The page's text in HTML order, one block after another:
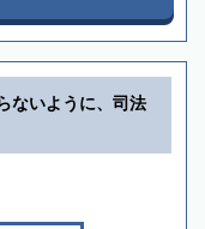
ないように、司法